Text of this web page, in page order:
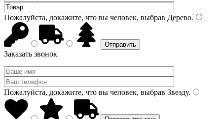
Пожалуйста, докажите, что вы человек, выбрав Дерево.
Заказать звонок
Пожалуйста, докажите, что вы человек, выбрав Звезду.